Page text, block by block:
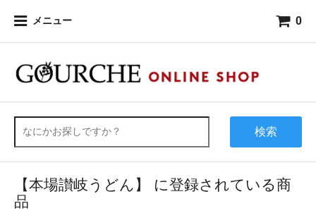
メニュー 0
検索
【本場讃岐うどん】 に登録されている商
品